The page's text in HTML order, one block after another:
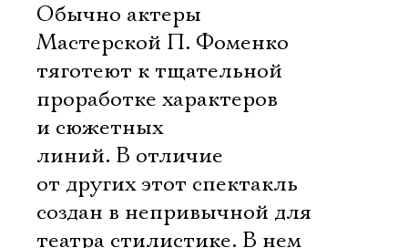
Обычно актеры
Мастерской П. Фоменко
тяготеют к тщательной
проработке характеров
и сюжетных
линий. В отличие
от других этот спектакль
создан в непривычной для
театра стилистике. В нем